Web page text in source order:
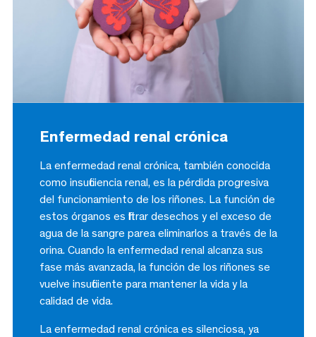
Enfermedad renal crónica
La enfermedad renal crónica, también conocida
como insuficiencia renal, es la pérdida progresiva
del funcionamiento de los riñones. La función de
estos órganos es filtrar desechos y el exceso de
agua de la sangre parea eliminarlos a través de la
orina. Cuando la enfermedad renal alcanza sus
fase más avanzada, la función de los riñones se
vuelve insuficiente para mantener la vida y la
calidad de vida.
La enfermedad renal crónica es silenciosa, ya